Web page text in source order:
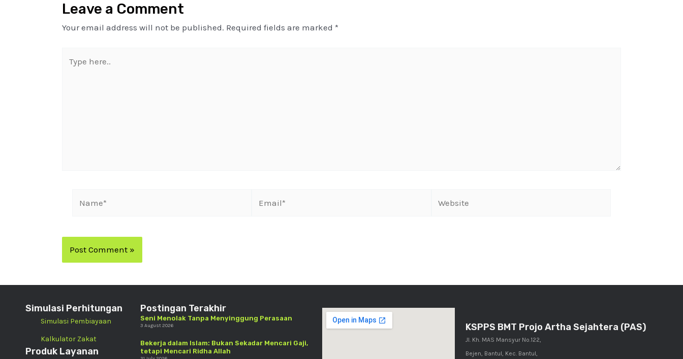
Leave a Comment
Your email address will not be published. Required fields are marked *
Simulasi Perhitungan
Simulasi Pembiayaan
Kalkulator Zakat
Produk Layanan
Postingan Terakhir
Seni Menolak Tanpa Menyinggung Perasaan
3 August 2026
Bekerja dalam Islam: Bukan Sekadar Mencari Gaji,
tetapi Mencari Ridha Allah
KSPPS BMT Projo Artha Sejahtera (PAS)
Jl. Kh. MAS Mansyur No.122,
Bejen, Bantul, Kec. Bantul,